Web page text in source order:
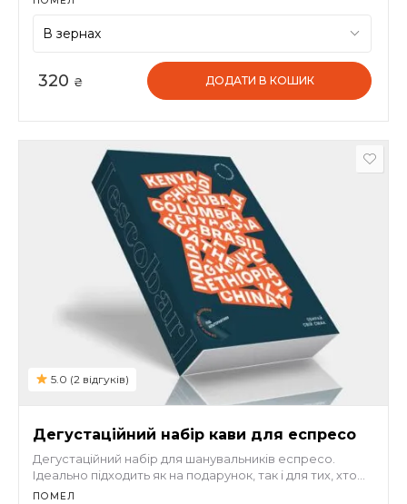
320 ₴ ДОДАТИ В КОШИК
5.0 (2 відгуків)
Дегустаційний набір кави для еспресо
Дегустаційний набір для шанувальників еспресо.
Ідеально підходить як на подарунок, так і для тих, хто
хоче спробувати різноманіття
ПОМЕЛ